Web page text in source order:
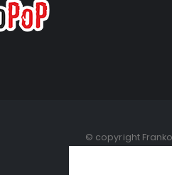
© copyright